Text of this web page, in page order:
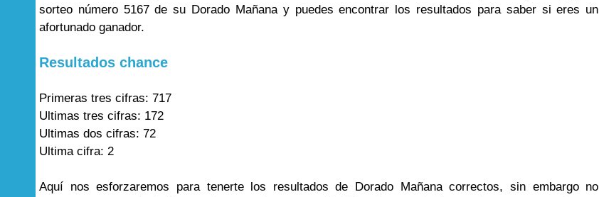
sorteo número 5167 de su Dorado Mañana y puedes encontrar los resultados para saber si eres un
afortunado ganador.
Resultados chance
Primeras tres cifras: 717
Ultimas tres cifras: 172
Ultimas dos cifras: 72
Ultima cifra: 2
Aquí nos esforzaremos para tenerte los resultados de Dorado Mañana correctos, sin embargo no